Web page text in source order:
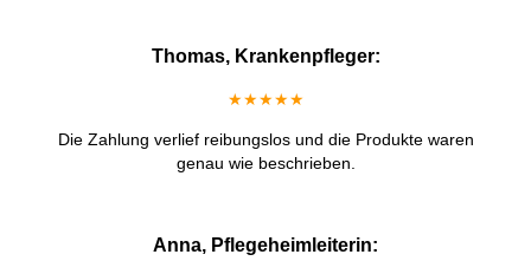
Thomas, Krankenpfleger:
★★★★★
Die Zahlung verlief reibungslos und die Produkte waren
genau wie beschrieben.
Anna, Pflegeheimleiterin: